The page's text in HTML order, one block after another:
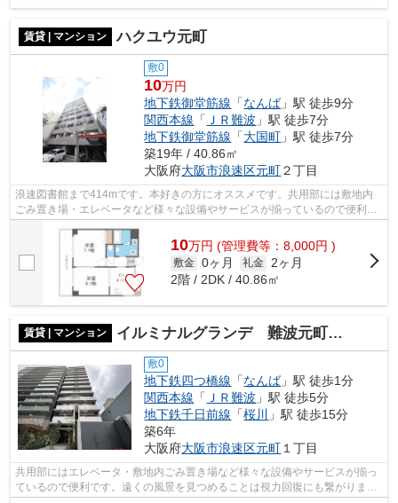
賃貸 | マンション ハクユウ元町
敷0
10万円
地下鉄御堂筋線 「なんば」駅 徒歩9分
関西本線 「 ＪＲ難波 」駅 徒歩7分
地下鉄御堂筋線 「大国町 」駅 徒歩7分
築19年 / 40.86㎡
大阪府大阪市浪速区元町２丁目
浪速図書館まで414mです。本好きの方にオススメです。共用部には敷地内
ごみ置き場・エレベータなど様々な設備やサービスが揃っているので便利で
す。駐車場まで100mの物件、いかがでし...
10万円 (管理費等：8,000円 )
敷金 0ヶ月 礼金
2ヶ月
2階 / 2DK / 40.86㎡
賃貸 | マンション イルミナルグランデ 難波元町小学校区
敷0
地下鉄四つ橋線 「なんば」駅 徒歩1分
関西本線 「 ＪＲ難波 」駅 徒歩5分
地下鉄千日前線 「桜川
」駅 徒歩15分
築6年
大阪府大阪市浪速区元町１丁目
共用部にはエレベータ・敷地内ごみ置き場など様々な設備やサービスが揃っ
ているので便利です。遠くの風景を見つめることは視力回復にも繋がります